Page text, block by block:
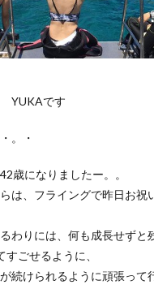
YUKAです
。・
歳になりましたー。。
は、フライングで昨日お祝
わりには、何も成長せずと
ごせるように、
続けられるように頑張って